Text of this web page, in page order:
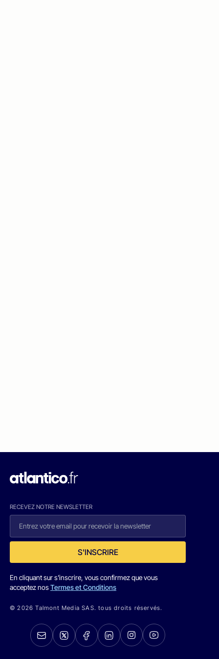
RECEVEZ NOTRE NEWSLETTER
S'INSCRIRE
En cliquant sur s'inscrire, vous confirmez que vous
acceptez nosTermes et Conditions
© 2026 Talmont Media SAS. tous droits réservés.